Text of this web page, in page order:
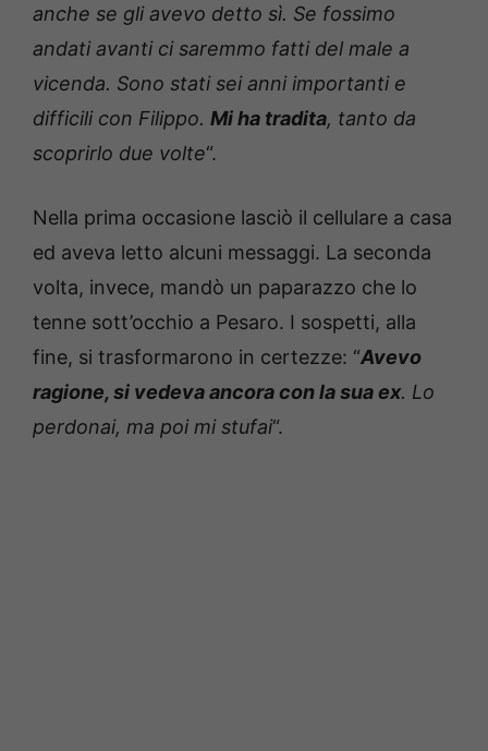
anche se gli avevo detto sì. Se fossimo
andati avanti ci saremmo fatti del male a
vicenda. Sono stati sei anni importanti e
difficili con Filippo. Mi ha tradita, tanto da
scoprirlo due volte“.
Nella prima occasione lasciò il cellulare a casa
ed aveva letto alcuni messaggi. La seconda
volta, invece, mandò un paparazzo che lo
tenne sott’occhio a Pesaro. I sospetti, alla
fine, si trasformarono in certezze: “Avevo
ragione, si vedeva ancora con la sua ex. Lo
perdonai, ma poi mi stufai“.